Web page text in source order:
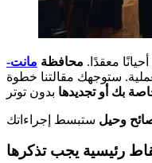
معقدًا. محافظة مانت-
ستوجهك مقالتنا خطوة
بك أو تجديدها
وحيل
رئيسية يجب تذكرها